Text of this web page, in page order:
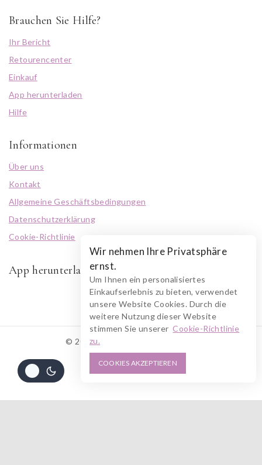
Brauchen Sie Hilfe?
Ihr Bericht
Retourencenter
Einkauf
App herunterladen
Hilfe
Informationen
Über uns
Kontakt
Allgemeine Geschäftsbedingungen
Datenschutzerklärung
Cookie-Richtlinie
App herunterladen
© 2026 RUSZOLOTO Akzenz
Wir nehmen Ihre Privatsphäre
ernst.
Um Ihnen ein personalisiertes
Einkaufserlebnis zu bieten, verwendet
unsere Website Cookies. Durch die
weitere Nutzung dieser Website
stimmen Sie unsererCookie-Richtlinie
zu.
COOKIES AKZEPTIEREN